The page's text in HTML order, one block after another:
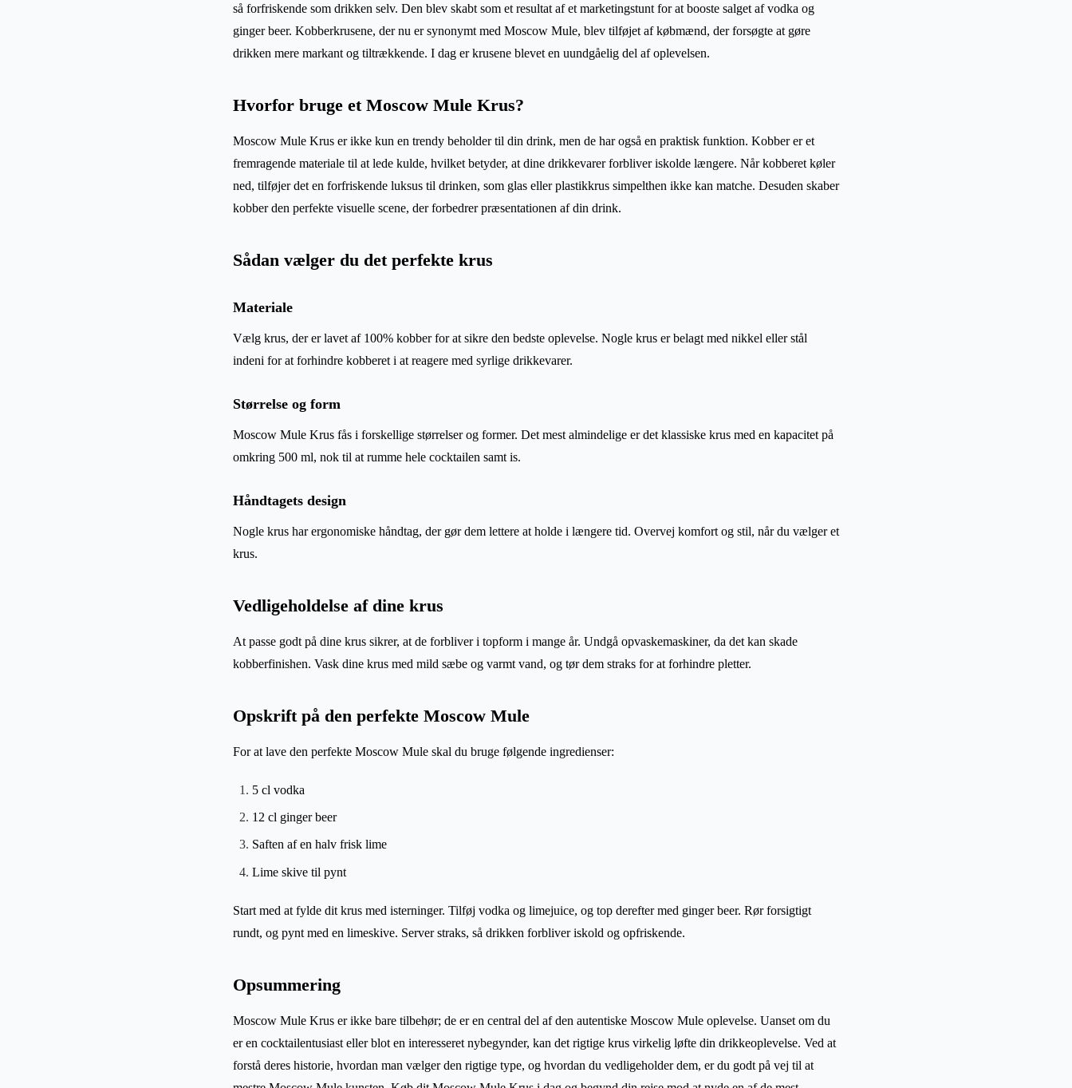
så forfriskende som drikken selv. Den blev skabt som et resultat af et marketingstunt for at booste salget af vodka og
ginger beer. Kobberkrusene, der nu er synonymt med Moscow Mule, blev tilføjet af købmænd, der forsøgte at gøre
drikken mere markant og tiltrækkende. I dag er krusene blevet en uundgåelig del af oplevelsen.
Hvorfor bruge et Moscow Mule Krus?
Moscow Mule Krus er ikke kun en trendy beholder til din drink, men de har også en praktisk funktion. Kobber er et
fremragende materiale til at lede kulde, hvilket betyder, at dine drikkevarer forbliver iskolde længere. Når kobberet køler
ned, tilføjer det en forfriskende luksus til drinken, som glas eller plastikkrus simpelthen ikke kan matche. Desuden skaber
kobber den perfekte visuelle scene, der forbedrer præsentationen af din drink.
Sådan vælger du det perfekte krus
Materiale
Vælg krus, der er lavet af 100% kobber for at sikre den bedste oplevelse. Nogle krus er belagt med nikkel eller stål
indeni for at forhindre kobberet i at reagere med syrlige drikkevarer.
Størrelse og form
Moscow Mule Krus fås i forskellige størrelser og former. Det mest almindelige er det klassiske krus med en kapacitet på
omkring 500 ml, nok til at rumme hele cocktailen samt is.
Håndtagets design
Nogle krus har ergonomiske håndtag, der gør dem lettere at holde i længere tid. Overvej komfort og stil, når du vælger et
krus.
Vedligeholdelse af dine krus
At passe godt på dine krus sikrer, at de forbliver i topform i mange år. Undgå opvaskemaskiner, da det kan skade
kobberfinishen. Vask dine krus med mild sæbe og varmt vand, og tør dem straks for at forhindre pletter.
Opskrift på den perfekte Moscow Mule
For at lave den perfekte Moscow Mule skal du bruge følgende ingredienser:
5 cl vodka
12 cl ginger beer
Saften af en halv frisk lime
Lime skive til pynt
Start med at fylde dit krus med isterninger. Tilføj vodka og limejuice, og top derefter med ginger beer. Rør forsigtigt
rundt, og pynt med en limeskive. Server straks, så drikken forbliver iskold og opfriskende.
Opsummering
Moscow Mule Krus er ikke bare tilbehør; de er en central del af den autentiske Moscow Mule oplevelse. Uanset om du
er en cocktailentusiast eller blot en interesseret nybegynder, kan det rigtige krus virkelig løfte din drikkeoplevelse. Ved at
forstå deres historie, hvordan man vælger den rigtige type, og hvordan du vedligeholder dem, er du godt på vej til at